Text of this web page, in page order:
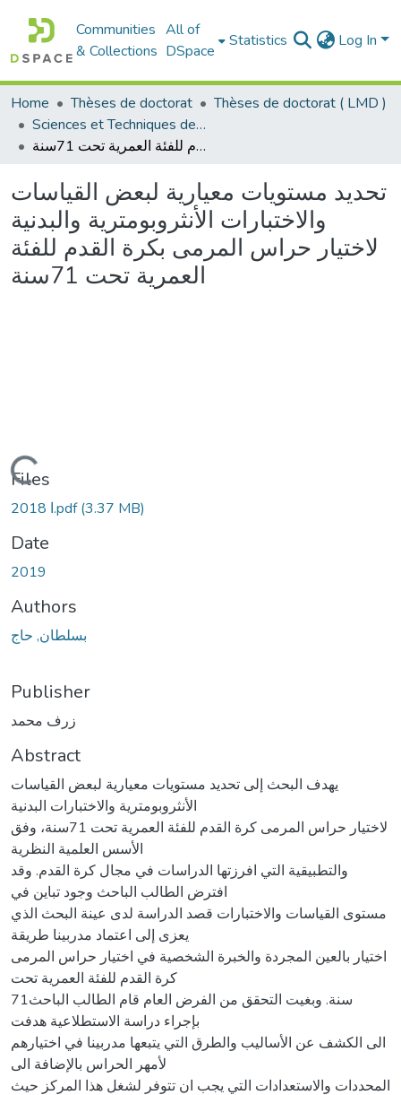
Communities
& Collections
All of
DSpace
Statistics Log In
Home Thèses de doctorat
Thèses de doctorat ( LMD )
Sciences et Techniques des Activités Physiques et Sportives - التربية البدنية و الرياضية
تحديد مستويات معيارية لبعض القياسات والاختبارات الأنثروبومترية والبدنية لاختيار حراس المرمى بكرة القدم للفئة العمرية تحت 71سنة
تحديد مستويات معيارية لبعض القياسات
والاختبارات الأنثروبومترية والبدنية
لاختيار حراس المرمى بكرة القدم للفئة
العمرية تحت 71سنة
Loading...
Files
ا 2018.pdf(3.37 MB)
Date
2019
Authors
بسلطان, حاج
Publisher
زرف محمد
Abstract
يهدف البحث إلى تحديد مستويات معيارية لبعض القياسات
الأنثروبومترية والاختبارات البدنية
لاختيار حراس المرمى كرة القدم للفئة العمرية تحت 71سنة، وفق
الأسس العلمية النظرية
والتطبيقية التي افرزتها الدراسات في مجال كرة القدم. وقد
افترض الطالب الباحث وجود تباين في
مستوى القياسات والاختبارات قصد الدراسة لدى عينة البحث الذي
يعزى إلى اعتماد مدربينا طريقة
اختيار بالعين المجردة والخبرة الشخصية في اختيار حراس المرمى
كرة القدم للفئة العمرية تحت
71سنة. وبغيت التحقق من الفرض العام قام الطالب الباحث
بإجراء دراسة الاستطلاعية هدفت
الى الكشف عن الأساليب والطرق التي يتبعها مدربينا في اختيارهم
لأمهر الحراس بالإضافة الى
المحددات والاستعدادات التي يجب ان تتوفر لشغل هذا المركز حيث